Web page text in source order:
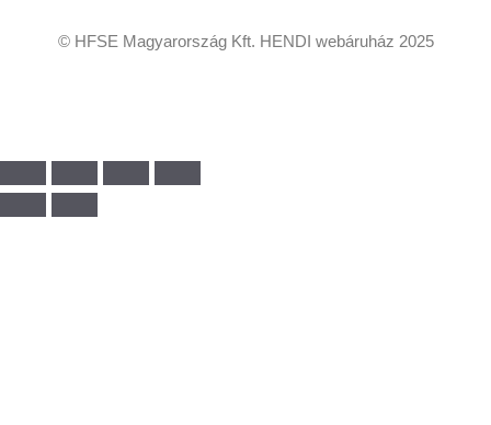
© HFSE Magyarország Kft. HENDI webáruház 2025